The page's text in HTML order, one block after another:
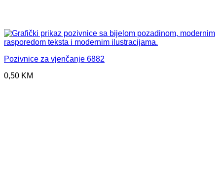
Pozivnice za vjenčanje 6882
0,50 KM